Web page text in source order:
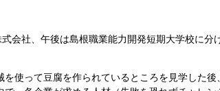
会社、午後は島根職業能力開発短期大学校に分
使って豆腐を作られているところを見学した